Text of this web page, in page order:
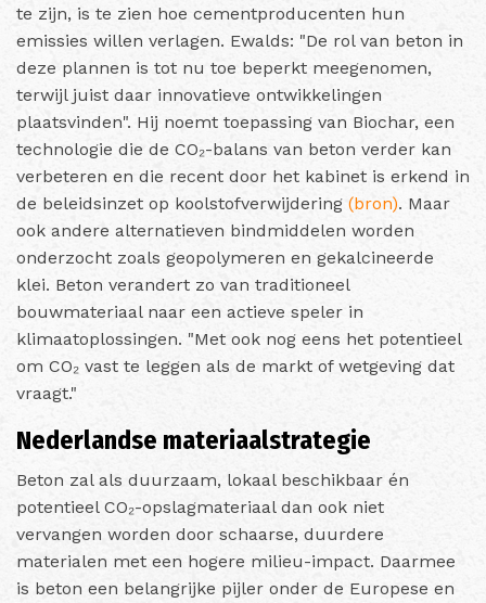
te zijn, is te zien hoe cementproducenten hun
emissies willen verlagen. Ewalds: "De rol van beton in
deze plannen is tot nu toe beperkt meegenomen,
terwijl juist daar innovatieve ontwikkelingen
plaatsvinden". Hij noemt toepassing van Biochar, een
technologie die de CO₂-balans van beton verder kan
verbeteren en die recent door het kabinet is erkend in
de beleidsinzet op koolstofverwijdering (bron). Maar
ook andere alternatieven bindmiddelen worden
onderzocht zoals geopolymeren en gekalcineerde
klei. Beton verandert zo van traditioneel
bouwmateriaal naar een actieve speler in
klimaatoplossingen. "Met ook nog eens het potentieel
om CO₂ vast te leggen als de markt of wetgeving dat
vraagt."
Nederlandse materiaalstrategie
Beton zal als duurzaam, lokaal beschikbaar én
potentieel CO₂-opslagmateriaal dan ook niet
vervangen worden door schaarse, duurdere
materialen met een hogere milieu-impact. Daarmee
is beton een belangrijke pijler onder de Europese en